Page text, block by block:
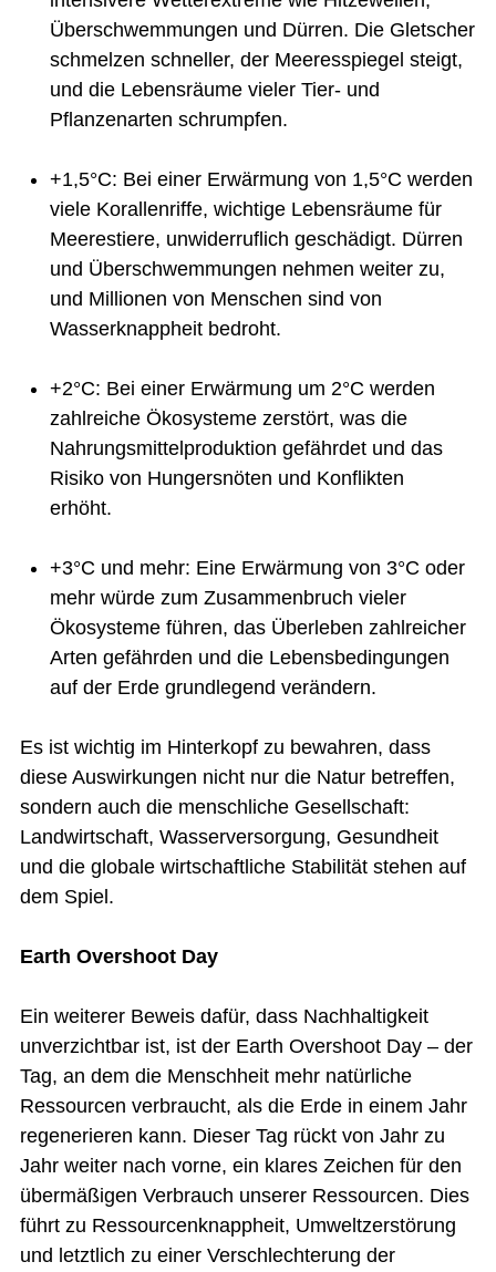
Überschwemmungen und Dürren. Die Gletscher
schmelzen schneller, der Meeresspiegel steigt,
und die Lebensräume vieler Tier- und
Pflanzenarten schrumpfen.
+1,5°C: Bei einer Erwärmung von 1,5°C werden
viele Korallenriffe, wichtige Lebensräume für
Meerestiere, unwiderruflich geschädigt. Dürren
und Überschwemmungen nehmen weiter zu,
und Millionen von Menschen sind von
Wasserknappheit bedroht.
+2°C: Bei einer Erwärmung um 2°C werden
zahlreiche Ökosysteme zerstört, was die
Nahrungsmittelproduktion gefährdet und das
Risiko von Hungersnöten und Konflikten
erhöht.
+3°C und mehr: Eine Erwärmung von 3°C oder
mehr würde zum Zusammenbruch vieler
Ökosysteme führen, das Überleben zahlreicher
Arten gefährden und die Lebensbedingungen
auf der Erde grundlegend verändern.
Es ist wichtig im Hinterkopf zu bewahren, dass
diese Auswirkungen nicht nur die Natur betreffen,
sondern auch die menschliche Gesellschaft:
Landwirtschaft, Wasserversorgung, Gesundheit
und die globale wirtschaftliche Stabilität stehen auf
dem Spiel.
Earth Overshoot Day
Ein weiterer Beweis dafür, dass Nachhaltigkeit
unverzichtbar ist, ist der Earth Overshoot Day – der
Tag, an dem die Menschheit mehr natürliche
Ressourcen verbraucht, als die Erde in einem Jahr
regenerieren kann. Dieser Tag rückt von Jahr zu
Jahr weiter nach vorne, ein klares Zeichen für den
übermäßigen Verbrauch unserer Ressourcen. Dies
führt zu Ressourcenknappheit, Umweltzerstörung
und letztlich zu einer Verschlechterung der